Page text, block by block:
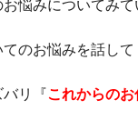
悩みについてみて
のお悩みを話して
リ『これからの